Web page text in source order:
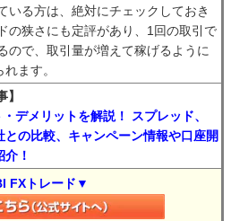
いる方は、絶対にチェックしておき
の狭さにも定評があり、1回の取引で
ので、取引量が増えて稼げるように
ます。
デメリットを解説！ スプレッド、
の比較、キャンペーン情報や口座開
！
FXトレード▼